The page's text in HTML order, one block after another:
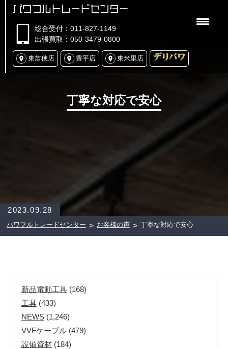
パワフルトレードセンター
総合受付：011-827-1149
出張買取：050-3479-0800
東苗穂店 豊平店 東米里店
丁寧な対応で安心
2023.09.28
パワフルトレードセンター > お客様の声 > 丁寧な対応で安心
新品電動工具(168)
工具(433)
NEWS(1,246)
VVFケーブル(479)
設備資材(184)